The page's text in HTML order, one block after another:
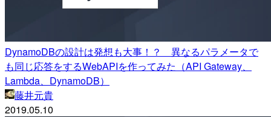
DynamoDBの設計は発想も大事！？ 異なるパラメータで
も同じ応答をするWebAPIを作ってみた（API Gateway、
Lambda、DynamoDB）
藤井元貴
2019.05.10